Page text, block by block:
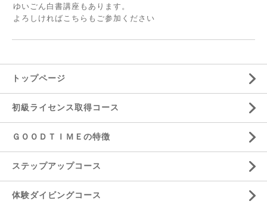
ゆいごん白書講座もあります。
よろしければこちらもご参加ください
トップページ
初級ライセンス取得コース
ＧＯＯＤＴＩＭＥの特徴
ステップアップコース
体験ダイビングコース